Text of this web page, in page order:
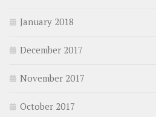
January 2018
December 2017
November 2017
October 2017